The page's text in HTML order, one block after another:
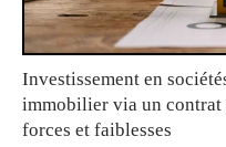
Investissement en
immobilier via un contrat
forces et faiblesses